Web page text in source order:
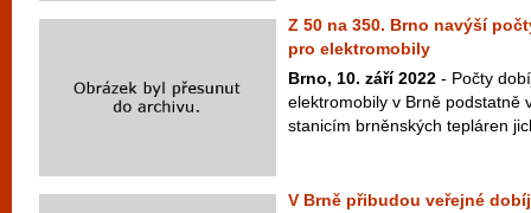
Z 50 na 350. Brno navýší
pro elektromobily
Brno, 10. září 2022 - Počty
elektromobily v Brně podstatně
stanicím brněnských tepláren
V Brně přibudou veřejné